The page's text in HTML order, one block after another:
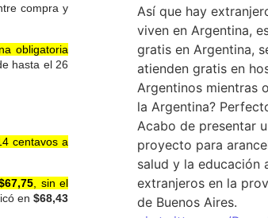
compra y
obligatoria
hasta el 26
centavos a
, sin el
en $68,43
Así que hay
viven en Argentina,
gratis en Argentina,
atienden gratis en
Argentinos mientras
la Argentina?
Acabo de presentar
proyecto para
salud y la educación
extranjeros en la
de Buenos Aires.